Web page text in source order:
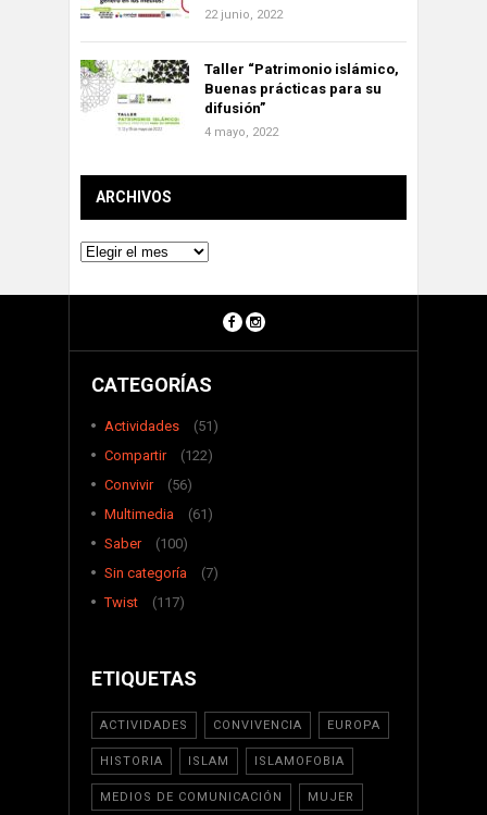
22 junio, 2022
Taller “Patrimonio islámico,
Buenas prácticas para su
difusión”
4 mayo, 2022
ARCHIVOS
Archivos
CATEGORÍAS
Actividades
(51)
Compartir
(122)
Convivir
(56)
Multimedia
(61)
Saber
(100)
Sin categoría
(7)
Twist
(117)
ETIQUETAS
ACTIVIDADES CONVIVENCIA EUROPA
HISTORIA ISLAM ISLAMOFOBIA
MEDIOS DE COMUNICACIÓN MUJER